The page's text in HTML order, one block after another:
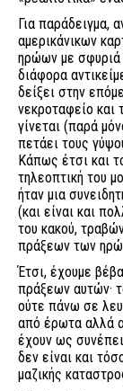
Για παράδειγμα,
αμερικάνικων
ηρώων με
διάφορα
δείξει στην
νεκροταφείο και
γίνεται (παρά
πετάει τους
Κάπως έτσι και
τηλεοπτική του
ήταν μια
(και είναι και
του κακού,
πράξεων των
Έτσι, έχουμε
πράξεων αυτών·
ούτε πάνω σε
από έρωτα αλλά
έχουν ως
δεν είναι και
μαζικής